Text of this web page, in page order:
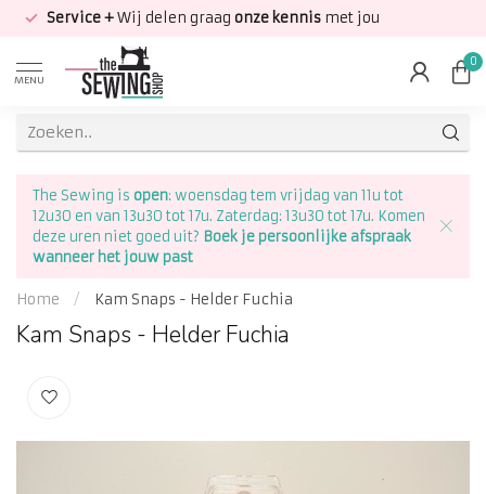
Service +Wij delen graag onze kennis met jou
MENU
0
The Sewing is open: woensdag tem vrijdag van 11u tot
12u30 en van 13u30 tot 17u. Zaterdag: 13u30 tot 17u. Komen
deze uren niet goed uit? Boek je persoonlijke afspraak
wanneer het jouw past
Home / Kam Snaps - Helder Fuchia
Kam Snaps - Helder Fuchia